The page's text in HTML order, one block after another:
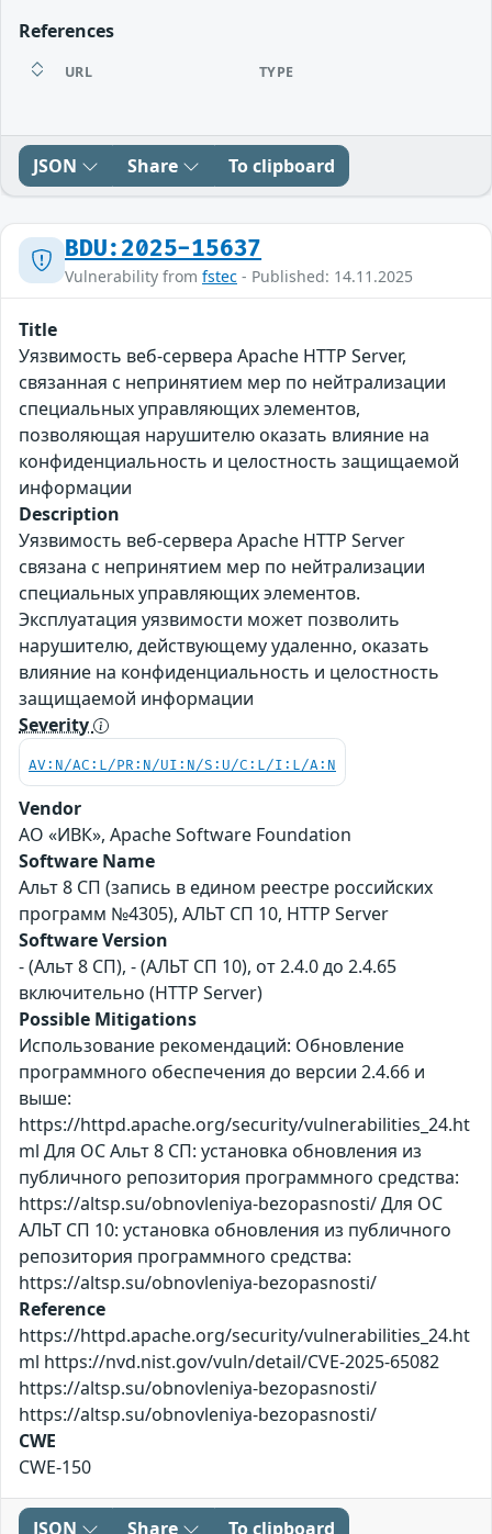
References
URL TYPE
JSON Share To clipboard
BDU:2025-15637
Vulnerability from fstec - Published: 14.11.2025
Title
Уязвимость веб-сервера Apache HTTP Server,
связанная с непринятием мер по нейтрализации
специальных управляющих элементов,
позволяющая нарушителю оказать влияние на
конфиденциальность и целостность защищаемой
информации
Description
Уязвимость веб-сервера Apache HTTP Server
связана с непринятием мер по нейтрализации
специальных управляющих элементов.
Эксплуатация уязвимости может позволить
нарушителю, действующему удаленно, оказать
влияние на конфиденциальность и целостность
защищаемой информации
Severity
AV:N/AC:L/PR:N/UI:N/S:U/C:L/I:L/A:N
Vendor
АО «ИВК», Apache Software Foundation
Software Name
Альт 8 СП (запись в едином реестре российских
программ №4305), АЛЬТ СП 10, HTTP Server
Software Version
- (Альт 8 СП), - (АЛЬТ СП 10), от 2.4.0 до 2.4.65
включительно (HTTP Server)
Possible Mitigations
Использование рекомендаций: Обновление
программного обеспечения до версии 2.4.66 и
выше:
https://httpd.apache.org/security/vulnerabilities_24.ht
ml Для ОС Альт 8 СП: установка обновления из
публичного репозитория программного средства:
https://altsp.su/obnovleniya-bezopasnosti/ Для ОС
АЛЬТ СП 10: установка обновления из публичного
репозитория программного средства:
https://altsp.su/obnovleniya-bezopasnosti/
Reference
https://httpd.apache.org/security/vulnerabilities_24.ht
ml https://nvd.nist.gov/vuln/detail/CVE-2025-65082
https://altsp.su/obnovleniya-bezopasnosti/
https://altsp.su/obnovleniya-bezopasnosti/
CWE
CWE-150
JSON Share To clipboard